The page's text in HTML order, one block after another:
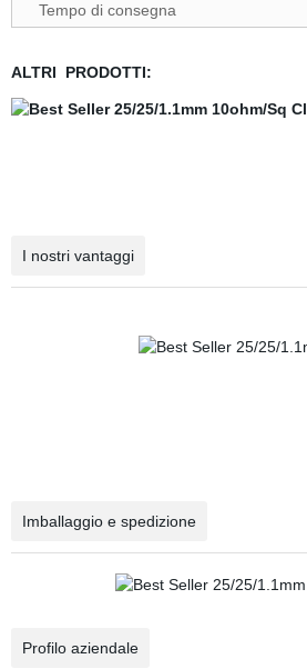
Tempo di consegna
ALTRI PRODOTTI:
I nostri vantaggi
Imballaggio e spedizione
Profilo aziendale